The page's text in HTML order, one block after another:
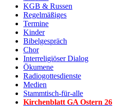
KGB & Russen
Regelmäßiges
Termine
Kinder
Bibelgespräch
Chor
Interreligiöser Dialog
Ökumene
Radiogottesdienste
Medien
Stammtisch-für-alle
Kirchenblatt GA Ostern 26